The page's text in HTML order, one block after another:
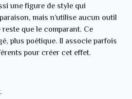
une figure de style qui
mais n’utilise aucun outil
que le comparant. Ce
plus poétique. Il associe parfois
pour créer cet effet.